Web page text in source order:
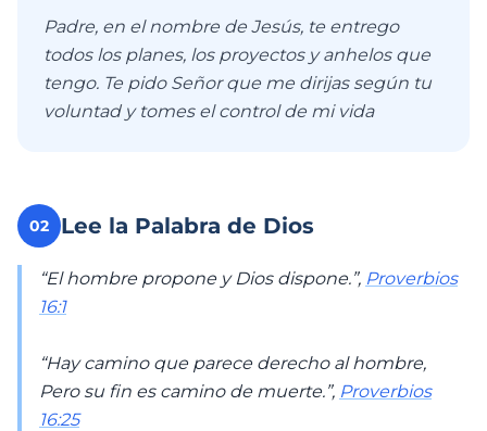
Padre, en el nombre de Jesús, te entrego
todos los planes, los proyectos y anhelos que
tengo. Te pido Señor que me dirijas según tu
voluntad y tomes el control de mi vida
02 Lee la Palabra de Dios
“El hombre propone y Dios dispone.”, Proverbios
16:1
“Hay camino que parece derecho al hombre,
Pero su fin es camino de muerte.”, Proverbios
16:25